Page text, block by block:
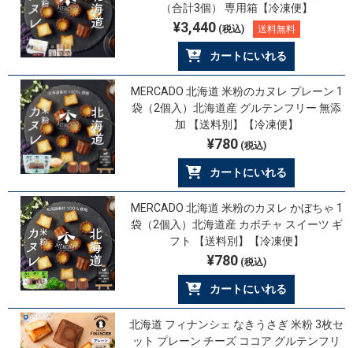
（合計3個） 専用箱【冷凍便】
¥3,440(税込) 送料無料
カートにいれる
MERCADO 北海道 米粉のカヌレ プレーン 1
袋（2個入）北海道産 グルテンフリー 無添
加 【送料別】【冷凍便】
¥780(税込)
カートにいれる
MERCADO 北海道 米粉のカヌレ かぼちゃ 1
袋（2個入）北海道産 カボチャ スイーツ ギ
フト 【送料別】【冷凍便】
¥780(税込)
カートにいれる
北海道 フィナンシェ なきうさぎ 米粉 3枚セ
ット プレーン チーズ ココア グルテンフリ